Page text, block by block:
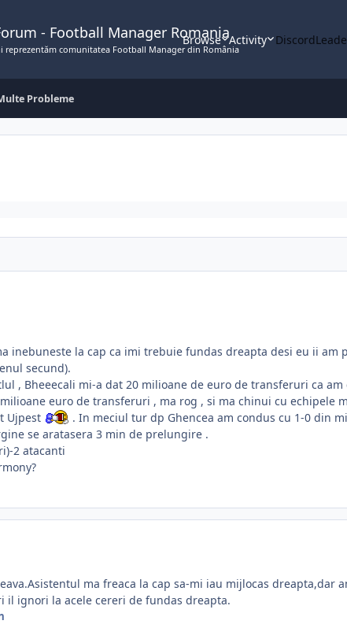
- Football Manager Romania
reprezentăm comunitatea Football Manager din România
Browse Activity Discord
Probleme
inebuneste la cap ca imi trebuie fundas dreapta desi eu ii am
secund).
, Bheeecali mi-a dat 20 milioane de euro de transferuri ca
euro de transferuri , ma rog , si ma chinui cu echipele
Ujpest
. In meciul tur dp Ghencea am condus cu 1-0 din
se aratasera 3 min de prelungire .
2 atacanti
ma freaca la cap sa-mi iau mijlocas dreapta,dar
ignori la acele cereri de fundas dreapta.